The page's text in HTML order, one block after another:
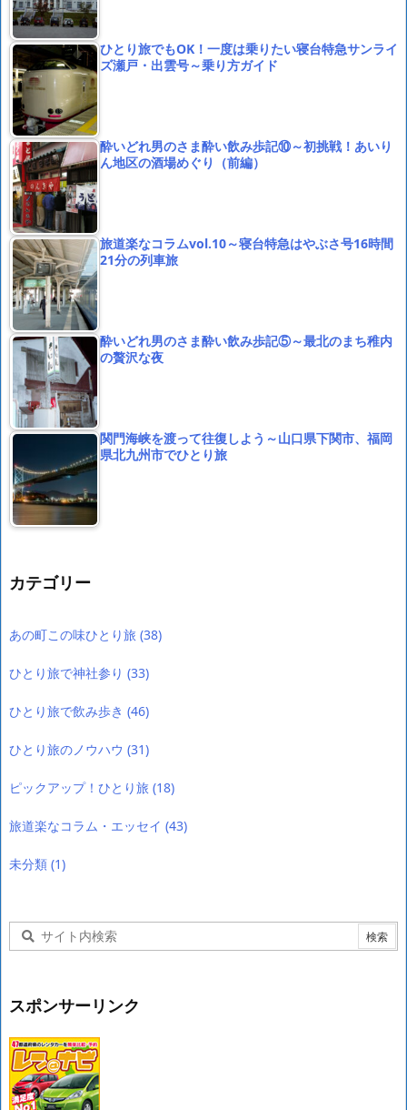
ひとり旅でもOK！一度は乗りたい寝台特急サンライ
ズ瀬戸・出雲号～乗り方ガイド
酔いどれ男のさま酔い飲み歩記⑩～初挑戦！あいり
ん地区の酒場めぐり（前編）
旅道楽なコラムvol.10～寝台特急はやぶさ号16時間
21分の列車旅
酔いどれ男のさま酔い飲み歩記⑤～最北のまち稚内
の贅沢な夜
関門海峡を渡って往復しよう～山口県下関市、福岡
県北九州市でひとり旅
カテゴリー
あの町この味ひとり旅 (38)
ひとり旅で神社参り (33)
ひとり旅で飲み歩き (46)
ひとり旅のノウハウ (31)
ピックアップ！ひとり旅 (18)
旅道楽なコラム・エッセイ (43)
未分類 (1)
スポンサーリンク